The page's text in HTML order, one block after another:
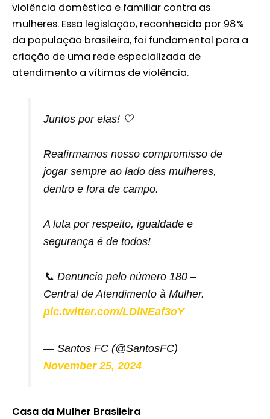
violência doméstica e familiar contra as
mulheres. Essa legislação, reconhecida por 98%
da população brasileira, foi fundamental para a
criação de uma rede especializada de
atendimento a vítimas de violência.
Juntos por elas! 🤍
Reafirmamos nosso compromisso de
jogar sempre ao lado das mulheres,
dentro e fora de campo.
A luta por respeito, igualdade e
segurança é de todos!
📞 Denuncie pelo número 180 –
Central de Atendimento à Mulher.
pic.twitter.com/LDlNEaf3oY
— Santos FC (@SantosFC)
November 25, 2024
Casa da Mulher Brasileira